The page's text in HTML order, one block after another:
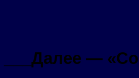
___Далее —